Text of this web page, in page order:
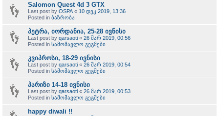
Salomon Quest 4d 3 GTX
Last post by OSPA « 10 დეკ 2019, 13:36
Posted in ბაზრობა
პეტრა, იორდანია, 25-28 ივნისი
Last post by qarsaoti « 26 მარ 2019, 00:56
Posted in სამომავლო გეგმები
კვიპროსი, 18-29 ივნისი
Last post by qarsaoti « 26 მარ 2019, 00:54
Posted in სამომავლო გეგმები
პარიზი 14-18 ივნისი
Last post by qarsaoti « 26 მარ 2019, 00:53
Posted in სამომავლო გეგმები
happy diwali !!